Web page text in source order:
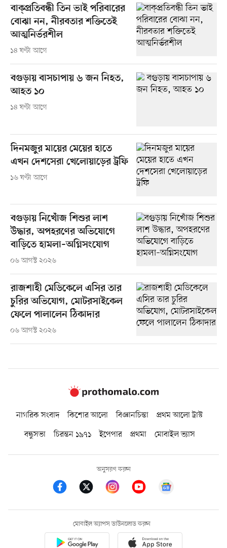
বাক্প্রতিবন্ধী তিন ভাই পরিবারের
বোঝা নন, নীরবতার শক্তিতেই
আত্মনির্ভরশীল
১৪ ঘণ্টা আগে
বগুড়ায় বাসচাপায় ৬ জন নিহত,
আহত ১০
১৪ ঘণ্টা আগে
দিনমজুর মায়ের মেয়ের হাতে
এখন দেশসেরা খেলোয়াড়ের ট্রফি
১৬ ঘণ্টা আগে
বগুড়ায় নিখোঁজ শিশুর লাশ
উদ্ধার, অপহরণের অভিযোগে
বাড়িতে হামলা–অগ্নিসংযোগ
০৬ আগস্ট ২০২৬
রাজশাহী মেডিকেলে এসির তার
চুরির অভিযোগ, মোটরসাইকেল
ফেলে পালালেন ঠিকাদার
০৬ আগস্ট ২০২৬
নাগরিক সংবাদ কিশোর আলো বিজ্ঞানচিন্তা
প্রথম আলো ট্রাস্ট
বন্ধুসভা
চিরন্তন ১৯৭১ ইপেপার প্রথমা মোবাইল ভ্যাস
অনুসরণ করুন
মোবাইল অ্যাপস ডাউনলোড করুন